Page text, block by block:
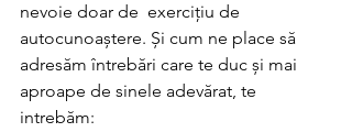
nevoie doar de  exercițiu de
autocunoaștere. Și cum ne place să
adresăm întrebări care te duc și mai
aproape de sinele adevărat, te
intrebăm: